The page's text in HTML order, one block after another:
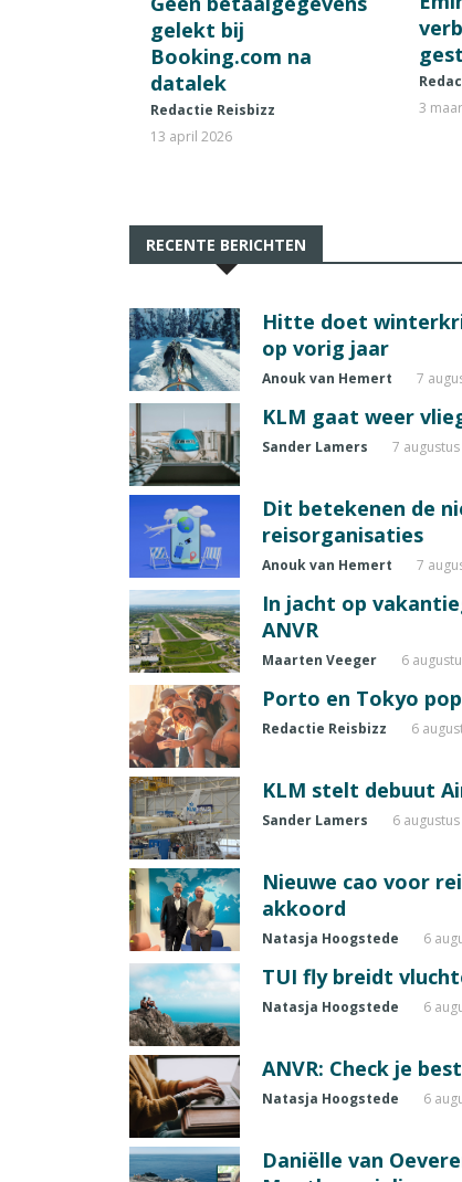
gelekt bij
Booking.com na
datalek
Redactie Reisbizz
13 april 2026
3
RECENTE BERICHTEN
Hitte doet
op vorig jaar
Anouk van Hemert 7
KLM gaat weer
Sander Lamers 7
Dit betekenen de
reisorganisaties
Anouk van Hemert 7
In jacht op
ANVR
Maarten Veeger 6
Porto en Tokyo
Redactie Reisbizz 6
KLM stelt debuut
Sander Lamers 6
Nieuwe cao voor
akkoord
Natasja Hoogstede 6
TUI fly breidt
Natasja Hoogstede 6
ANVR: Check je
Natasja Hoogstede 6
Daniëlle van